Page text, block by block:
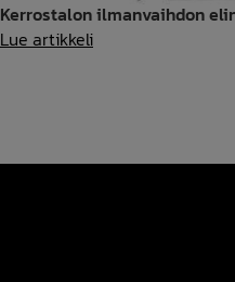
Kerrostalon ilmanvaihdon
Lue artikkeliKerrostalon